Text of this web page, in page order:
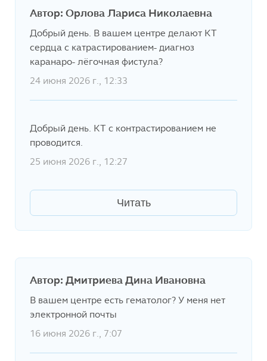
Автор: Орлова Лариса Николаевна
Добрый день. В вашем центре делают КТ
сердца с катрастированием- диагноз
каранаро- лёгочная фистула?
24 июня 2026 г., 12:33
Добрый день. КТ с контрастированием не
проводится.
25 июня 2026 г., 12:27
Читать
Автор: Дмитриева Дина Ивановна
В вашем центре есть гематолог? У меня нет
электронной почты
16 июня 2026 г., 7:07